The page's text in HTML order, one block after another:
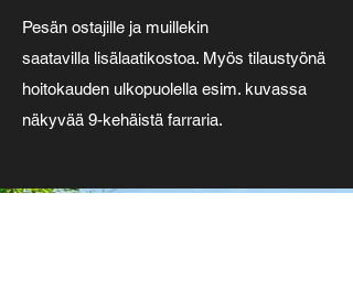
Pesän ostajille ja muillekin
saatavilla lisälaatikostoa. Myös tilaustyönä
hoitokauden ulkopuolella esim. kuvassa
näkyvää 9-kehäistä farraria.